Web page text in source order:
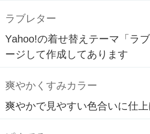
ラブレター
Yahoo!の着せ替えテーマ「ラ
ージして作成してあります
爽やかくすみカラー
爽やかで見やすい色合いに仕上